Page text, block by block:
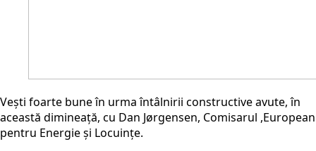
Vești foarte bune în urma întâlnirii constructive avute, în
această dimineață, cu Dan Jørgensen, Comisarul ,European
pentru Energie și Locuințe.